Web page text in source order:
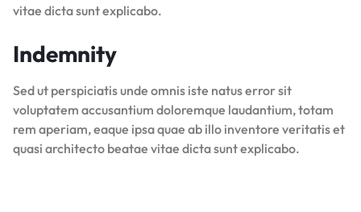
vitae dicta sunt explicabo.
Indemnity
Sed ut perspiciatis unde omnis iste natus error sit
voluptatem accusantium doloremque laudantium, totam
rem aperiam, eaque ipsa quae ab illo inventore veritatis et
quasi architecto beatae vitae dicta sunt explicabo.